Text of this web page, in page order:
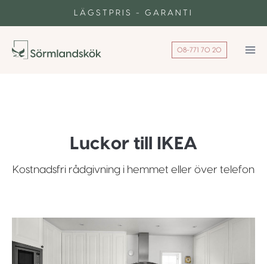
LÄGSTPRIS - GARANTI
08-771 70 20
Luckor till IKEA
Kostnadsfri rådgivning i hemmet eller över telefon